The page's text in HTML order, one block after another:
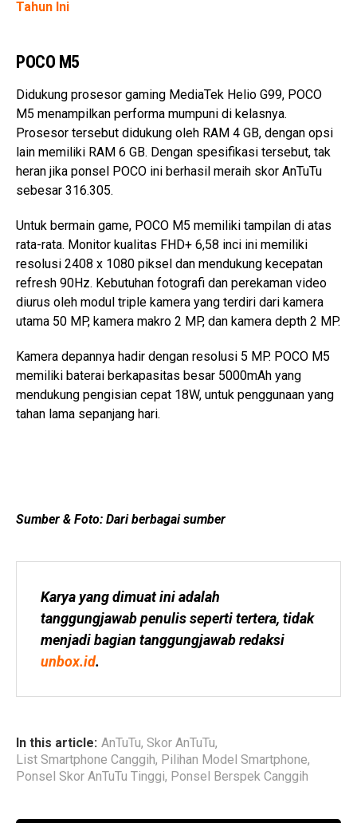
Tahun Ini
POCO M5
Didukung prosesor gaming MediaTek Helio G99, POCO
M5 menampilkan performa mumpuni di kelasnya.
Prosesor tersebut didukung oleh RAM 4 GB, dengan opsi
lain memiliki RAM 6 GB. Dengan spesifikasi tersebut, tak
heran jika ponsel POCO ini berhasil meraih skor AnTuTu
sebesar 316.305.
Untuk bermain game, POCO M5 memiliki tampilan di atas
rata-rata. Monitor kualitas FHD+ 6,58 inci ini memiliki
resolusi 2408 x 1080 piksel dan mendukung kecepatan
refresh 90Hz. Kebutuhan fotografi dan perekaman video
diurus oleh modul triple kamera yang terdiri dari kamera
utama 50 MP, kamera makro 2 MP, dan kamera depth 2 MP.
Kamera depannya hadir dengan resolusi 5 MP. POCO M5
memiliki baterai berkapasitas besar 5000mAh yang
mendukung pengisian cepat 18W, untuk penggunaan yang
tahan lama sepanjang hari.
Sumber & Foto: Dari berbagai sumber
Karya yang dimuat ini adalah
tanggungjawab penulis seperti tertera, tidak
unbox.id.
In this article: AnTuTu, Skor AnTuTu,
List Smartphone Canggih, Pilihan Model Smartphone,
Ponsel Skor AnTuTu Tinggi, Ponsel Berspek Canggih